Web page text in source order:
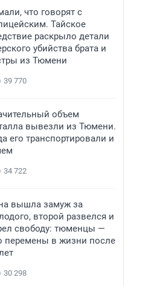
что говорят с
Тайское
раскрыло детали
убийства брата и
из Тюмени
39 770
объем
вывезли из Тюмени.
его транспортировали и
34 722
вышла замуж за
второй развелся и
свободу: тюменцы —
перемены в жизни после
30 298